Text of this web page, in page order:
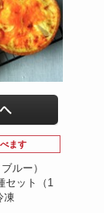
ます
ルー）
セット（1
凍